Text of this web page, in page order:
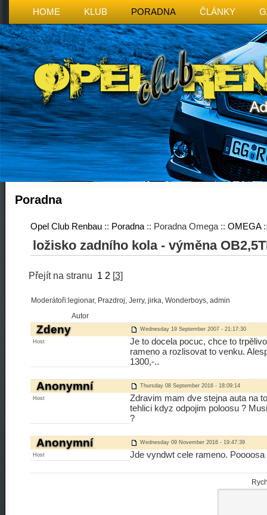
HOME KLUB PORADNA ČLÁNKY
Poradna
Opel Club Renbau :: Poradna :: Poradna Omega :: OMEGA
ložisko zadního kola - výměna
Přejít na stranu 1 2 [3]
Moderátoři:legionar, Prazdroj, Jerry, jirka, Wonderboys, admin
Autor
Zdeny Wednesday 19 September 2007 - 21:17:30
Host
Je to docela pocuc, chce to
rameno a rozlisovat to venku.
1300,-..
Anonymní Thursday 08 September 2016 - 18:09:14
Host
Zdravim mam dve stejna auta na
tehlici kdyz odpojim poloosu ?
?
Anonymní Wednesday 09 November 2016 - 19:47:39
Host Jde vyndwt cele rameno.